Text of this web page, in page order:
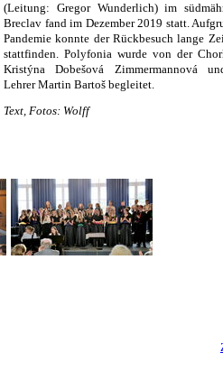
(Leitung: Gregor Wunderlich) im
Breclav fand im Dezember 2019 statt.
Pandemie konnte der Rückbesuch lange
stattfinden. Polyfonia wurde von der
Kristýna Dobešová Zimmermannová
Lehrer Martin Bartoš begleitet.
Text, Fotos: Wolff